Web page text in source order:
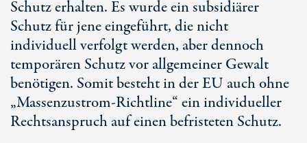
Schutz erhalten. Es wurde ein subsidiärer
Schutz für jene eingeführt, die nicht
individuell verfolgt werden, aber dennoch
temporären Schutz vor allgemeiner Gewalt
benötigen. Somit besteht in der EU auch ohne
„Massenzustrom-Richtline“ ein individueller
Rechtsanspruch auf einen befristeten Schutz.